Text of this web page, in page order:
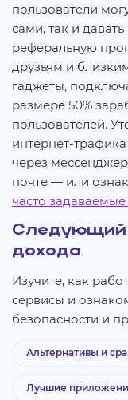
пользователи
сами, так и
реферальную
друзьям и
гаджеты,
размере 50%
пользователей.
интернет-
через
почте — или
часто
Следующий
дохода
Изучите, как
сервисы и
безопасности и
Альтернативы и
Лучшие